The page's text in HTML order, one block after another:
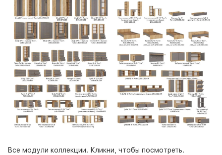
Все модули коллекции. Кликни, чтобы посмотреть.